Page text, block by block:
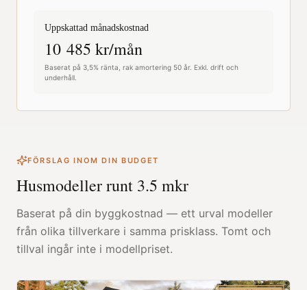
Uppskattad månadskostnad
10 485 kr/mån
Baserat på 3,5% ränta, rak amortering 50 år. Exkl. drift och
underhåll.
FÖRSLAG INOM DIN BUDGET
Husmodeller runt 3.5 mkr
Baserat på din byggkostnad — ett urval modeller
från olika tillverkare i samma prisklass. Tomt och
tillval ingår inte i modellpriset.